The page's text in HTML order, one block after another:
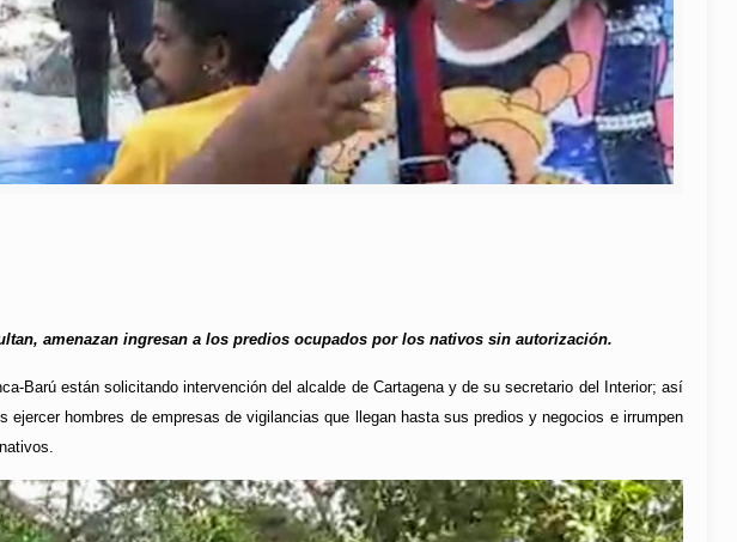
amenazan ingresan a los predios ocupados por los nativos sin autorización.
Barú están solicitando intervención del alcalde de Cartagena y de su secretario del Interior; así
hombres de empresas de vigilancias que llegan hasta sus predios y negocios e irrumpen